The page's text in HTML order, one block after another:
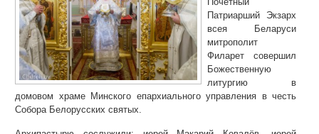
Патриарший Экзарх
всея Беларуси
митрополит
Филарет совершил
Божественную
литургию в
домовом храме Минского епархиального управления в честь
Собора Белорусских святых.